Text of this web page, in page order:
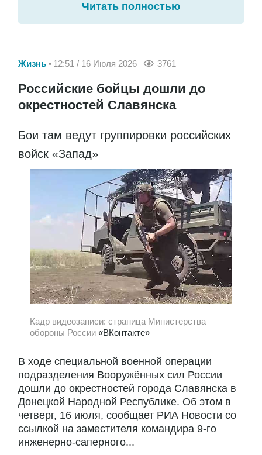
Читать полностью
Жизнь 12:51 / 16 Июля 2026 3761
Российские бойцы дошли до
окрестностей Славянска
Бои там ведут группировки российских
войск «Запад»
Кадр видеозаписи: страница Министерства
обороны России «ВКонтакте»
В ходе специальной военной операции
подразделения Вооружённых сил России
дошли до окрестностей города Славянска в
Донецкой Народной Республике. Об этом в
четверг, 16 июля, сообщает РИА Новости со
ссылкой на заместителя командира 9-го
инженерно-саперного...